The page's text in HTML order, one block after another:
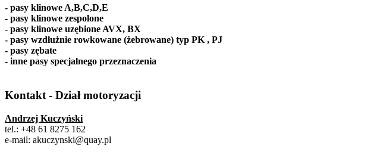
- pasy klinowe A,B,C,D,E
- pasy klinowe zespolone
- pasy klinowe uzębione AVX, BX
- pasy wzdłużnie rowkowane (żebrowane) typ PK , PJ
- pasy zębate
- inne pasy specjalnego przeznaczenia
Kontakt - Dział motoryzacji
Andrzej Kuczyński
tel.: +48 61 8275 162
e-mail: akuczynski@quay.pl